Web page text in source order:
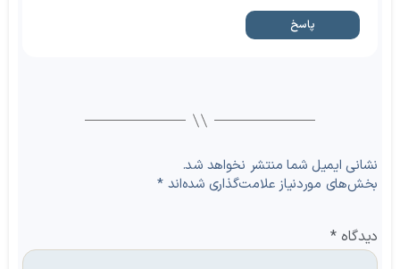
پاسخ
نشانی ایمیل شما منتشر نخواهد شد.
بخش‌های موردنیاز علامت‌گذاری شده‌اند*
دیدگاه*